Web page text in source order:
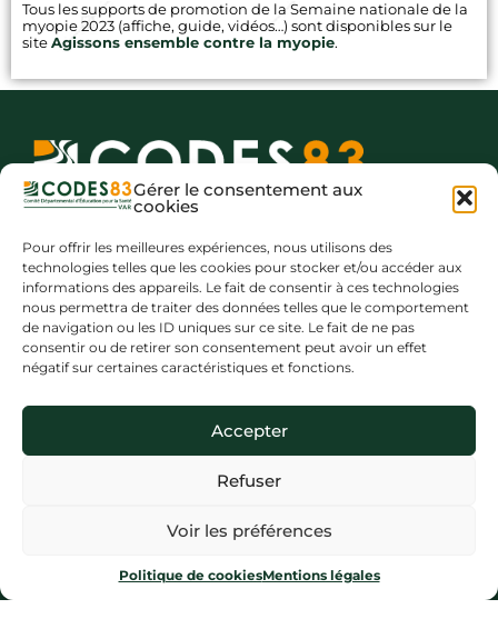
Gérer le consentement aux
cookies
Pour offrir les meilleures expériences, nous utilisons des
technologies telles que les cookies pour stocker et/ou accéder aux
informations des appareils. Le fait de consentir à ces technologies
nous permettra de traiter des données telles que le comportement
de navigation ou les ID uniques sur ce site. Le fait de ne pas
consentir ou de retirer son consentement peut avoir un effet
négatif sur certaines caractéristiques et fonctions.
Accepter
Refuser
Voir les préférences
Politique de cookiesMentions légales
Tous les supports de promotion de la Semaine nationale de la
myopie 2023 (affiche, guide, vidéos…) sont disponibles sur le
site Agissons ensemble contre la myopie.
Var (CODES 83), association de loi 1901, est membre de
l’IREPS PACA.
© CODES 83 –Comité Départemental d’Éducation pour la
Santé du Var
Inscription newsletters